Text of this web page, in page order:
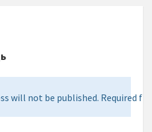
will not be published. Required